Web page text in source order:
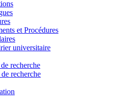
et Procédures
universitaire
recherche
recherche